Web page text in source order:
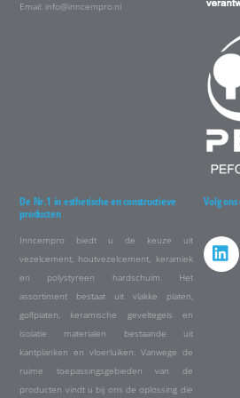
Email: info@inncempro.nl
De Nr.1 in esthetische en constructieve
producten
Inncempro biedt u de keuze uit
vezelcement, houtvezelcement, keramiek
en polystyreen hardschuim. Het
assortiment bestaat uit vlakke platen,
golfplaten, keramische geveltegels en
isolatie materialen bestaande uit
kantplanken en vloerluiken. Vanwege de
ruime toepassingsgebieden van de
producten vindt u bij ons de oplossing die
Volg ons